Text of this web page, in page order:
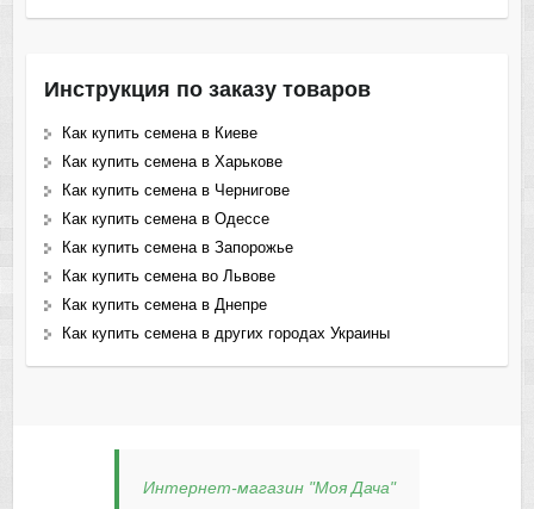
Инструкция по заказу товаров
Как купить семена в Киеве
Как купить семена в Харькове
Как купить семена в Чернигове
Как купить семена в Одессе
Как купить семена в Запорожье
Как купить семена во Львове
Как купить семена в Днепре
Как купить семена в других городах Украины
Интернет-магазин "Моя Дача"